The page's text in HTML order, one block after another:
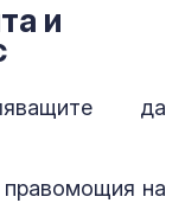
и
да
на